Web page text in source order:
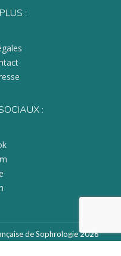
:
:
de Sophrologie 2026